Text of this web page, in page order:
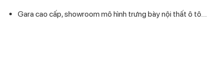
Gara cao cấp, showroom mô hình trưng bày nội thất ô tô…